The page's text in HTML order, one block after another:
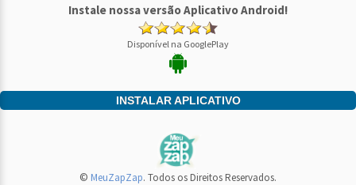
Instale nossa versão Aplicativo Android!
Disponível na GooglePlay
INSTALAR APLICATIVO
© MeuZapZap. Todos os Direitos Reservados.